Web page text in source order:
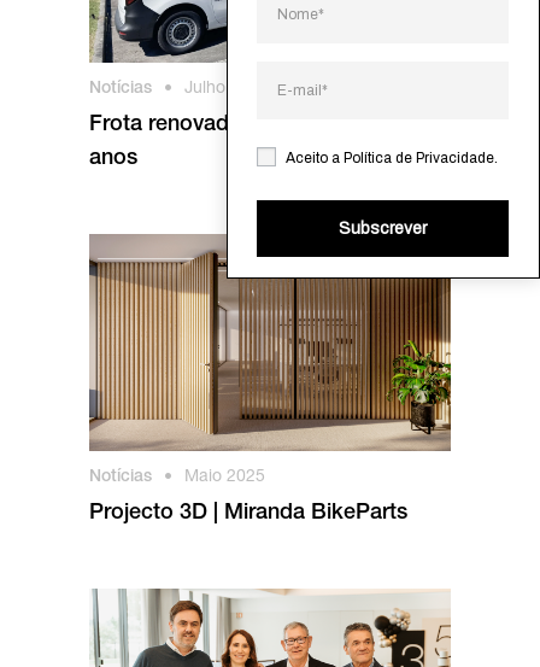
Notícias • Julho 2025
Frota renovada a comemorar os 35
anos
Notícias • Maio 2025
Projecto 3D | Miranda BikeParts
Aceito a Política de Privacidade.
Subscrever